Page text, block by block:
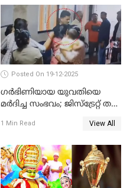
റിപ്പോർട്ട്
Posted On 19-12-2025
ഗര്‍ഭിണിയായ യുവതിയെ
മര്‍ദിച്ച സംഭവം; ജിസ്‌ട്രേറ്റ് തല
യുവതി
1 Min Read View All